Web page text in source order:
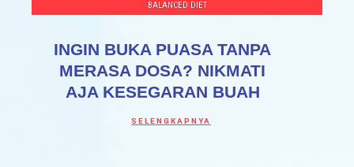
BALANCED DIET
INGIN BUKA PUASA TANPA
MERASA DOSA? NIKMATI
AJA KESEGARAN BUAH
SELENGKAPNYA